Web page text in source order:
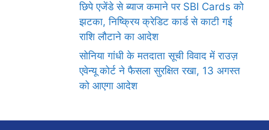
छिपे एजेंडे से ब्याज कमाने पर SBI Cards को
झटका, निष्क्रिय क्रेडिट कार्ड से काटी गई
राशि लौटाने का आदेश
सोनिया गांधी के मतदाता सूची विवाद में राउज़
एवेन्यू कोर्ट ने फैसला सुरक्षित रखा, 13 अगस्त
को आएगा आदेश